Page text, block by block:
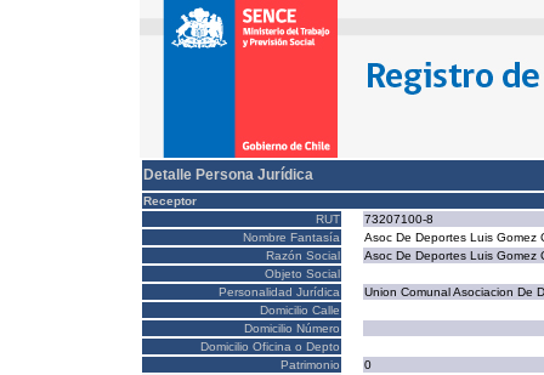
Detalle Persona Jurídica
Receptor
RUT
73207100-8
Nombre Fantasía
Asoc De Deportes Luis Gomez
Razón Social
Asoc De Deportes Luis Gomez
Objeto Social
Personalidad Jurídica
Union Comunal Asociacion De
Domicilio Calle
Domicilio Número
Domicilio Oficina o Depto
Patrimonio
0